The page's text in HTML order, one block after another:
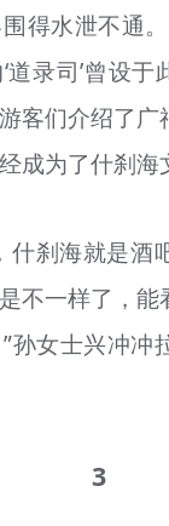
得水泄不通
录司’曾设于
客们介绍了广
成为了什刹海
什刹海就是酒
不一样了，能
孙女士兴冲冲
3